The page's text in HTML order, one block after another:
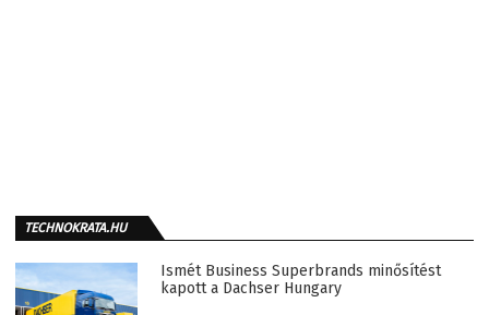
TECHNOKRATA.HU
Ismét Business Superbrands minősítést
kapott a Dachser Hungary